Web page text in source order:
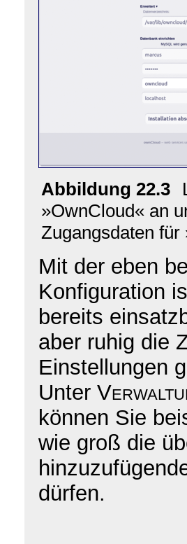
Abbildung 22.3
»OwnCloud« an
Zugangsdaten für
Mit der eben
Konfiguration
bereits
aber ruhig die
Einstellungen
Unter
können Sie
wie groß die
dürfen.